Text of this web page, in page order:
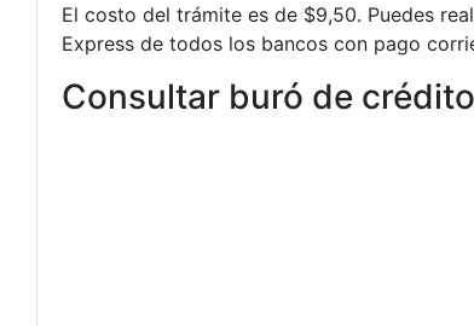
El costo del trámite es de $9,50. Puedes
Express de todos los bancos con pago
Consultar buró de